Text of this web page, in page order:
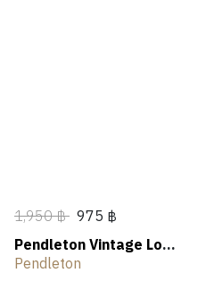
1,950 ฿ 975 ฿
Pendleton Vintage Logo
Graphic Tee
Pendleton